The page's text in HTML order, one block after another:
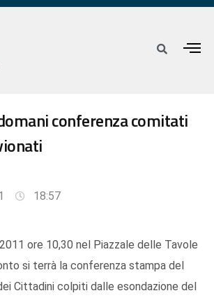
conferenza comitati
18:57
ore 10,30 nel Piazzale delle Tavole
si terrà la conferenza stampa del
Cittadini colpiti dalle esondazione del